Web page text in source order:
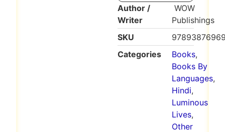
Author /
Writer
WOW
Publishings
SKU
Categories
Books,
Books By
Languages,
Hindi,
Luminous
Lives,
Other